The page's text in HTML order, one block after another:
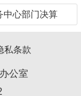
中心部门决算
私条款
公室